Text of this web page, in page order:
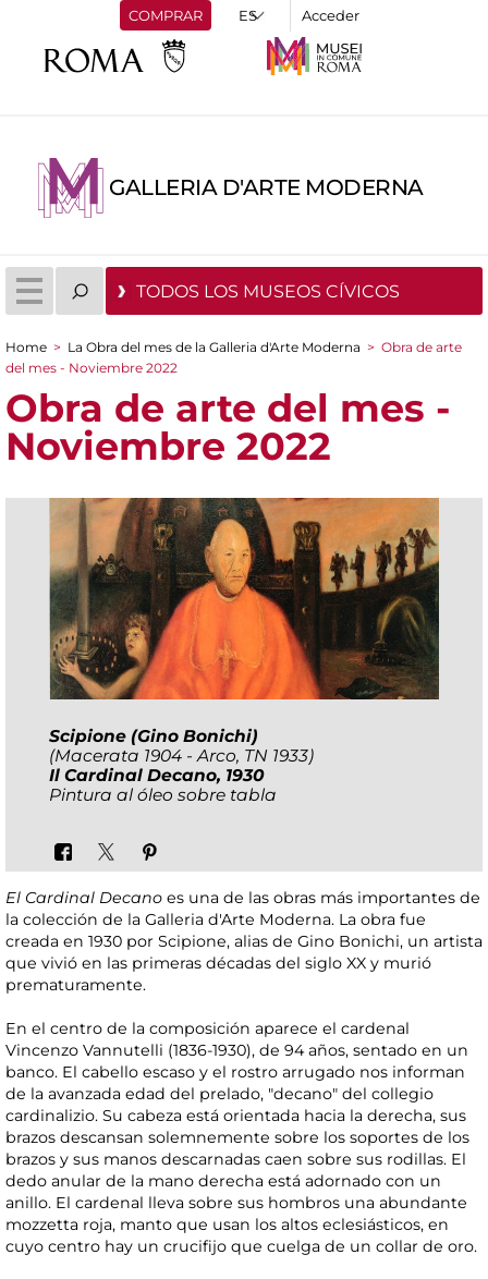
COMPRAR Acceder
GALLERIA D'ARTE MODERNA
TODOS LOS MUSEOS CÍVICOS
You are here
Home > La Obra del mes de la Galleria d'Arte Moderna > Obra de arte
del mes - Noviembre 2022
Obra de arte del mes -
Noviembre 2022
Scipione (Gino Bonichi)
(Macerata 1904 - Arco, TN 1933)
Il Cardinal Decano, 1930
Pintura al óleo sobre tabla
El Cardinal Decano es una de las obras más importantes de
la colección de la Galleria d'Arte Moderna. La obra fue
creada en 1930 por Scipione, alias de Gino Bonichi, un artista
que vivió en las primeras décadas del siglo XX y murió
prematuramente.
En el centro de la composición aparece el cardenal
Vincenzo Vannutelli (1836-1930), de 94 años, sentado en un
banco. El cabello escaso y el rostro arrugado nos informan
de la avanzada edad del prelado, "decano" del collegio
cardinalizio. Su cabeza está orientada hacia la derecha, sus
brazos descansan solemnemente sobre los soportes de los
brazos y sus manos descarnadas caen sobre sus rodillas. El
dedo anular de la mano derecha está adornado con un
anillo. El cardenal lleva sobre sus hombros una abundante
mozzetta roja, manto que usan los altos eclesiásticos, en
cuyo centro hay un crucifijo que cuelga de un collar de oro.